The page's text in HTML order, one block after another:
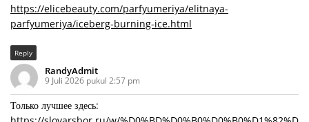
https://elicebeauty.com/parfyumeriya/elitnaya-
parfyumeriya/iceberg-burning-ice.html
Reply
RandyAdmit
9 Juli 2026 pukul 2:57 pm
Только лучшее здесь: